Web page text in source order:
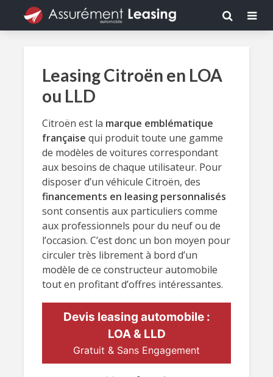
Leasing Citroën en LOA
ou LLD
Citroën est la marque emblématique
française qui produit toute une gamme
de modèles de voitures correspondant
aux besoins de chaque utilisateur. Pour
disposer d’un véhicule Citroën, des
financements en leasing personnalisés
sont consentis aux particuliers comme
aux professionnels pour du neuf ou de
l’occasion. C’est donc un bon moyen pour
circuler très librement à bord d’un
modèle de ce constructeur automobile
tout en profitant d’offres intéressantes.